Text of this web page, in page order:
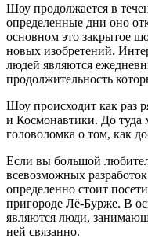
Шоу продолжается в
определенные дни оно
основном это закрытое
новых изобретений.
людей являются
продолжительность
Шоу происходит как раз
и Космонавтики. До туда
головоломка о том, как
Если вы большой
всевозможных
определенно стоит
пригороде Лё-Бурже. В
являются люди,
ней связанно.